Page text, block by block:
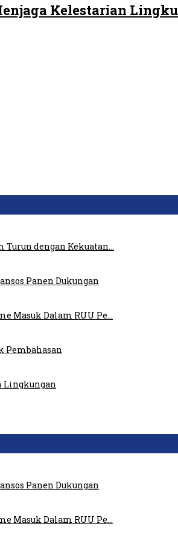
Kelestarian
Turun dengan Kekuatan…
Panen Dukungan
Masuk Dalam RUU Pe…
Pembahasan
Lingkungan
Panen Dukungan
Masuk Dalam RUU Pe…